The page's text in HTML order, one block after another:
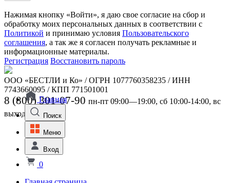
Нажимая кнопку «Войти», я даю свое согласие на сбор и
обработку моих персональных данных в соответствии с
Политикой и принимаю условия Пользовательского
соглашения, а так же я согласен получать рекламные и
информационные материалы.
Регистрация Восстановить пароль
ООО «БЕСТЛИ и Ко» / ОГРН 1077760358235 / ИНН
7743660095 / КПП 771501001
8 (800) 301-07-90 пн-пт 09:00—19:00, сб 10:00-14:00, вс
выходной
Главная
Поиск
Меню
Вход
0